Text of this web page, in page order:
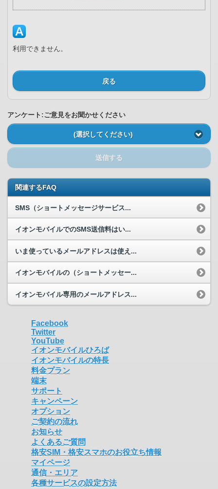
利用できません。
戻る
アンケート:ご意見をお聞かせください
(選択してください)
送信する
関連するFAQ
SMS（ショートメッセージサービス...
イオンモバイルでのSMS送信料はい...
いま使っているメールアドレスは使え...
イオンモバイルの（ショートメッセー...
イオンモバイル専用のメールアドレス...
Facebook
Twitter
YouTube
イオンモバイルひろば
イオンモバイルの特長
料金プラン
端末
サポート
キャンペーン
オプション
ご契約の流れ
お知らせ
よくあるご質問
格安SIM・格安スマホのお役立ち情報
マイページ
通信・エリア
各種サービスの設定方法